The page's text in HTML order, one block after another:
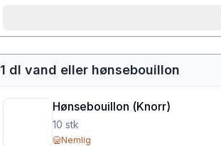
1 dl vand eller hønsebouillon
Hønsebouillon (Knorr)
10 stk
Nemlig